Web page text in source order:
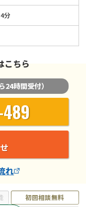
初回相談無料
分
こちら
24時間受付）
れ